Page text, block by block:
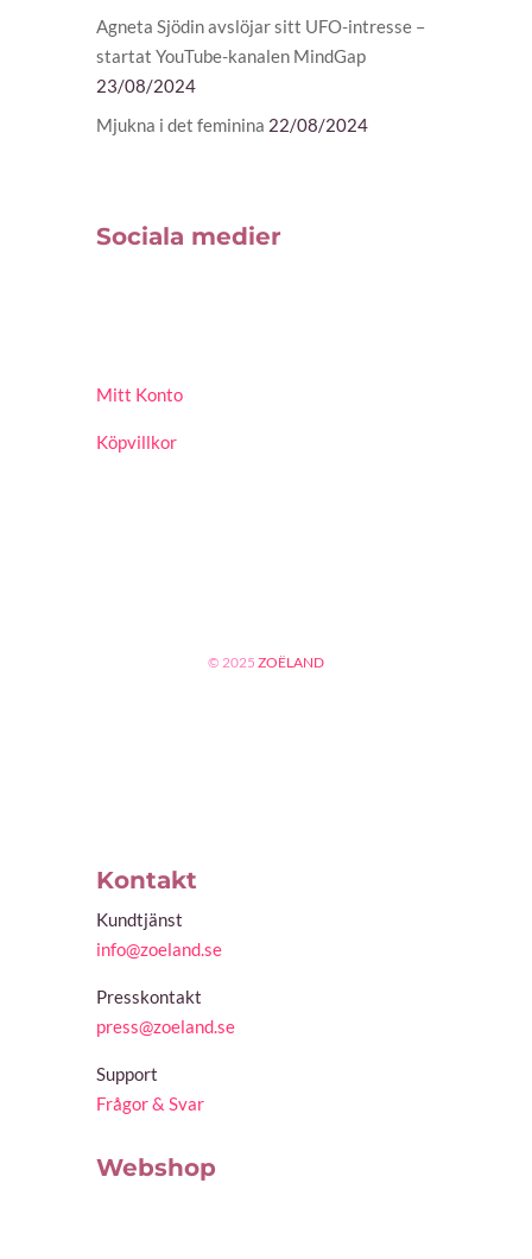
Agneta Sjödin avslöjar sitt UFO-intresse –
startat YouTube-kanalen MindGap
23/08/2024
Mjukna i det feminina 22/08/2024
Sociala medier
Mitt Konto
Köpvillkor
© 2025 ZOËLAND
Kontakt
Kundtjänst
info@zoeland.se
Presskontakt
press@zoeland.se
Support
Frågor & Svar
Webshop